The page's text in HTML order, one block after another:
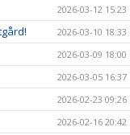
2026-03-12 15:23
2026-03-10 18:33
2026-03-09 18:00
2026-03-05 16:37
2026-02-23 09:26
2026-02-16 20:42